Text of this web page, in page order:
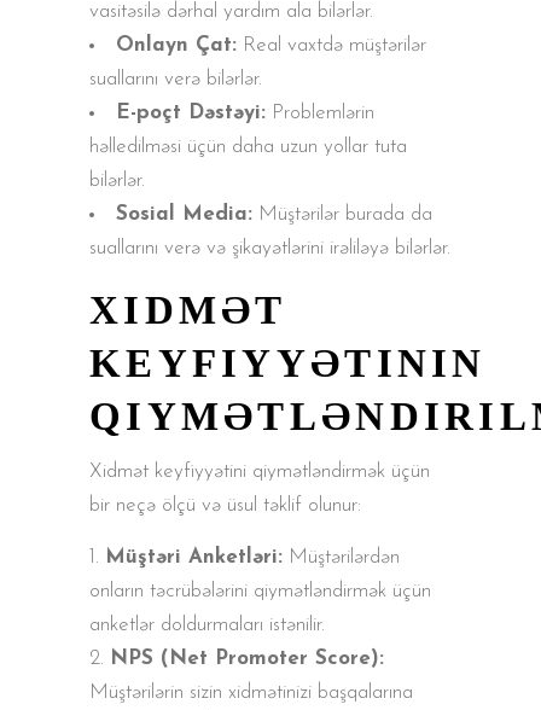
vasitəsilə dərhal yardım ala bilərlər.
Onlayn Çat: Real vaxtdə müştərilər
suallarını verə bilərlər.
E-poçt Dəstəyi: Problemlərin
həlledilməsi üçün daha uzun yollar tuta
bilərlər.
Sosial Media: Müştərilər burada da
suallarını verə və şikayətlərini irəliləyə bilərlər.
XIDMƏT
KEYFIYYƏTININ
Xidmət keyfiyyətini qiymətləndirmək üçün
bir neçə ölçü və üsul təklif olunur:
Müştəri Anketləri: Müştərilərdən
onların təcrübələrini qiymətləndirmək üçün
anketlər doldurmaları istənilir.
NPS (Net Promoter Score):
Müştərilərin sizin xidmətinizi başqalarına